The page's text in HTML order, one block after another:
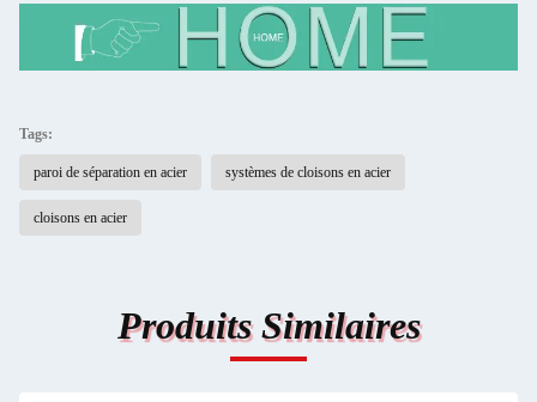
Tags:
paroi de séparation en acier systèmes de cloisons en acier
cloisons en acier
Produits Similaires